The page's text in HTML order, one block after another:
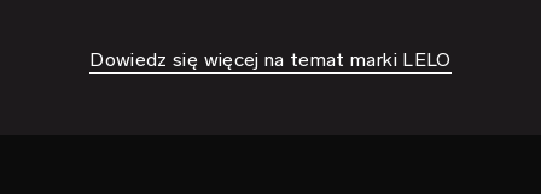
Dowiedz się więcej na temat marki LELO
mistrzrozkoszy